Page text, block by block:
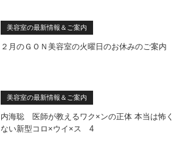
美容室の最新情報＆ご案内
２月のＧＯＮ美容室の火曜日のお休みのご案内
美容室の最新情報＆ご案内
内海聡 医師が教えるワク×ンの正体 本当は怖く
ない新型コロ×ウイ×ス 4